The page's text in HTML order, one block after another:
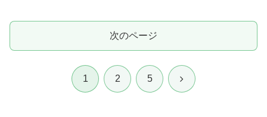
次のページ
1 2 5 次